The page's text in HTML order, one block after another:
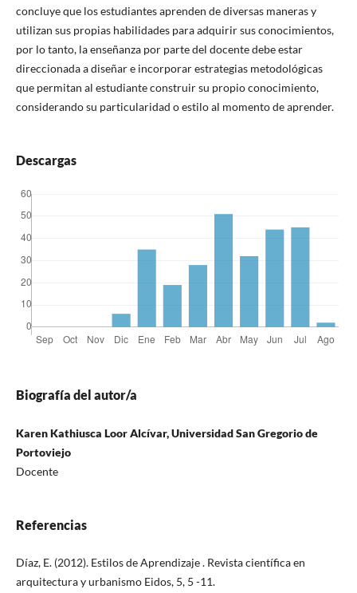
concluye que los estudiantes aprenden de diversas maneras y
utilizan sus propias habilidades para adquirir sus conocimientos,
por lo tanto, la enseñanza por parte del docente debe estar
direccionada a diseñar e incorporar estrategias metodológicas
que permitan al estudiante construir su propio conocimiento,
considerando su particularidad o estilo al momento de aprender.
Descargas
Biografía del autor/a
Karen Kathiusca Loor Alcívar, Universidad San Gregorio de
Portoviejo
Docente
Referencias
Díaz, E. (2012). Estilos de Aprendizaje . Revista científica en
arquitectura y urbanismo Eidos, 5, 5 -11.